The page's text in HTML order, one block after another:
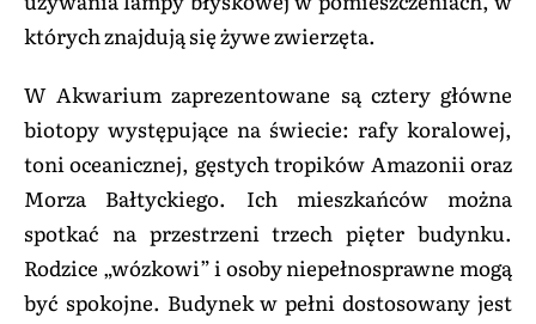
których znajdują się żywe zwierzęta.
W Akwarium zaprezentowane są cztery główne
biotopy występujące na świecie: rafy koralowej,
toni oceanicznej, gęstych tropików Amazonii oraz
Morza Bałtyckiego. Ich mieszkańców można
spotkać na przestrzeni trzech pięter budynku.
Rodzice „wózkowi” i osoby niepełnosprawne mogą
być spokojne. Budynek w pełni dostosowany jest